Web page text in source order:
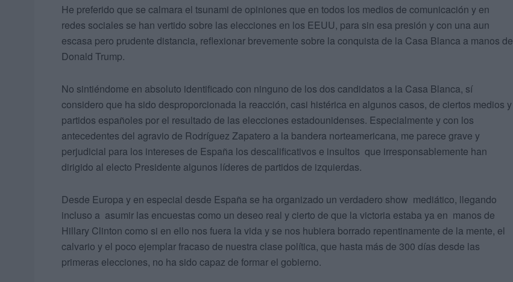
He preferido que se calmara el tsunami de opiniones que en todos los medios de comunicación y en
redes sociales se han vertido sobre las elecciones en los EEUU, para sin esa presión y con una aun
escasa pero prudente distancia, reflexionar brevemente sobre la conquista de la Casa Blanca a manos de
Donald Trump.
No sintiéndome en absoluto identificado con ninguno de los dos candidatos a la Casa Blanca, sí
considero que ha sido desproporcionada la reacción, casi histérica en algunos casos, de ciertos medios y
partidos españoles por el resultado de las elecciones estadounidenses. Especialmente y con los
antecedentes del agravio de Rodríguez Zapatero a la bandera norteamericana, me parece grave y
perjudicial para los intereses de España los descalificativos e insultos que irresponsablemente han
dirigido al electo Presidente algunos líderes de partidos de izquierdas.
Desde Europa y en especial desde España se ha organizado un verdadero show mediático, llegando
incluso a asumir las encuestas como un deseo real y cierto de que la victoria estaba ya en manos de
Hillary Clinton como si en ello nos fuera la vida y se nos hubiera borrado repentinamente de la mente, el
calvario y el poco ejemplar fracaso de nuestra clase política, que hasta más de 300 días desde las
primeras elecciones, no ha sido capaz de formar el gobierno.